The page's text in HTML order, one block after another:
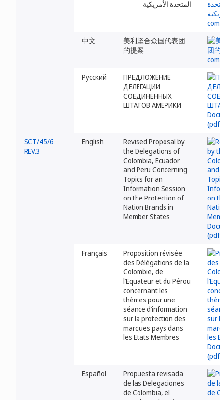
المتحدة الأمريكية
中文
美利坚合众国代表团
的提案
Русский
ПРЕДЛОЖЕНИЕ
ДЕЛЕГАЦИИ
СОЕДИНЕННЫХ
ШТАТОВ АМЕРИКИ
SCT/45/6
REV.3
English
Revised Proposal by
the Delegations of
Colombia, Ecuador
and Peru Concerning
Topics for an
Information Session
on the Protection of
Nation Brands in
Member States
Français
Proposition révisée
des Délégations de la
Colombie, de
l’Equateur et du Pérou
concernant les
thèmes pour une
séance d’information
sur la protection des
marques pays dans
les Etats Membres
Español
Propuesta revisada
de las Delegaciones
de Colombia, el